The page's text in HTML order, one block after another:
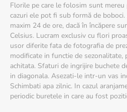
Florile pe care le folosim sunt
cazuri ele pot fi sub formă de
maxim 24 de ore, dacă în încăpere
Celsius. Lucram exclusiv cu flori
usor diferite fata de fotografia de
modificate in functie de sezonalitate,
achitata. Sfaturi de ingrijire buchete
in diagonala. Asezati-le intr-un vas
Schimbati apa zilnic. In cazul
periodic buretele in care au fost